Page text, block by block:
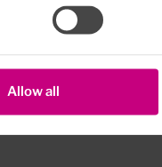
Allow all